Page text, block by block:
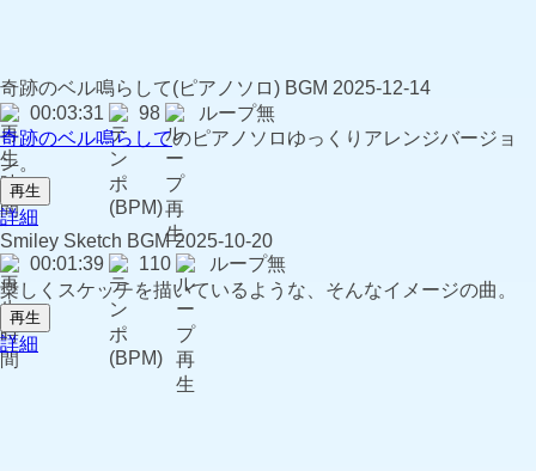
奇跡のベル鳴らして(ピアノソロ) BGM 2025-12-14
00:03:31
98
ループ無
奇跡のベル鳴らしてのピアノソロゆっくりアレンジバージョ
ン。
再生
詳細
Smiley Sketch BGM 2025-10-20
00:01:39
110
ループ無
楽しくスケッチを描いているような、そんなイメージの曲。
再生
詳細